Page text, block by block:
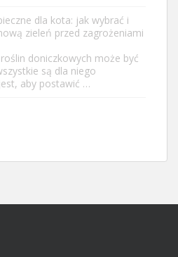
dla kota: jak wybrać i
zieleń przed zagrożeniami
doniczkowych może być
są dla niego
aby postawić …